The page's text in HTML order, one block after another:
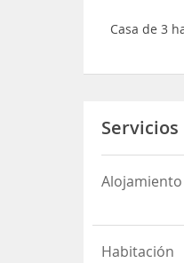
Casa de 3
Servicios
Alojamiento
Habitación